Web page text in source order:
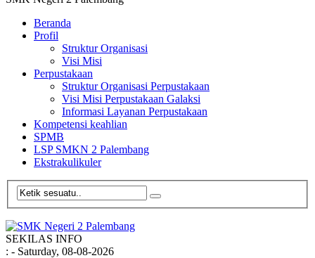
Beranda
Profil
Struktur Organisasi
Visi Misi
Perpustakaan
Struktur Organisasi Perpustakaan
Visi Misi Perpustakaan Galaksi
Informasi Layanan Perpustakaan
Kompetensi keahlian
SPMB
LSP SMKN 2 Palembang
Ekstrakulikuler
SEKILAS INFO
: - Saturday, 08-08-2026